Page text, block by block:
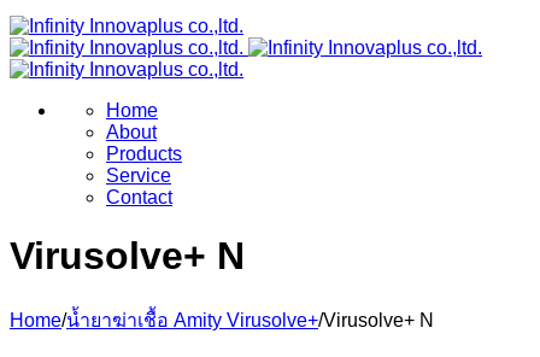
Home
About
Products
Service
Contact
Virusolve+ N
Home/น้ำยาฆ่าเชื้อ Amity Virusolve+/Virusolve+ N